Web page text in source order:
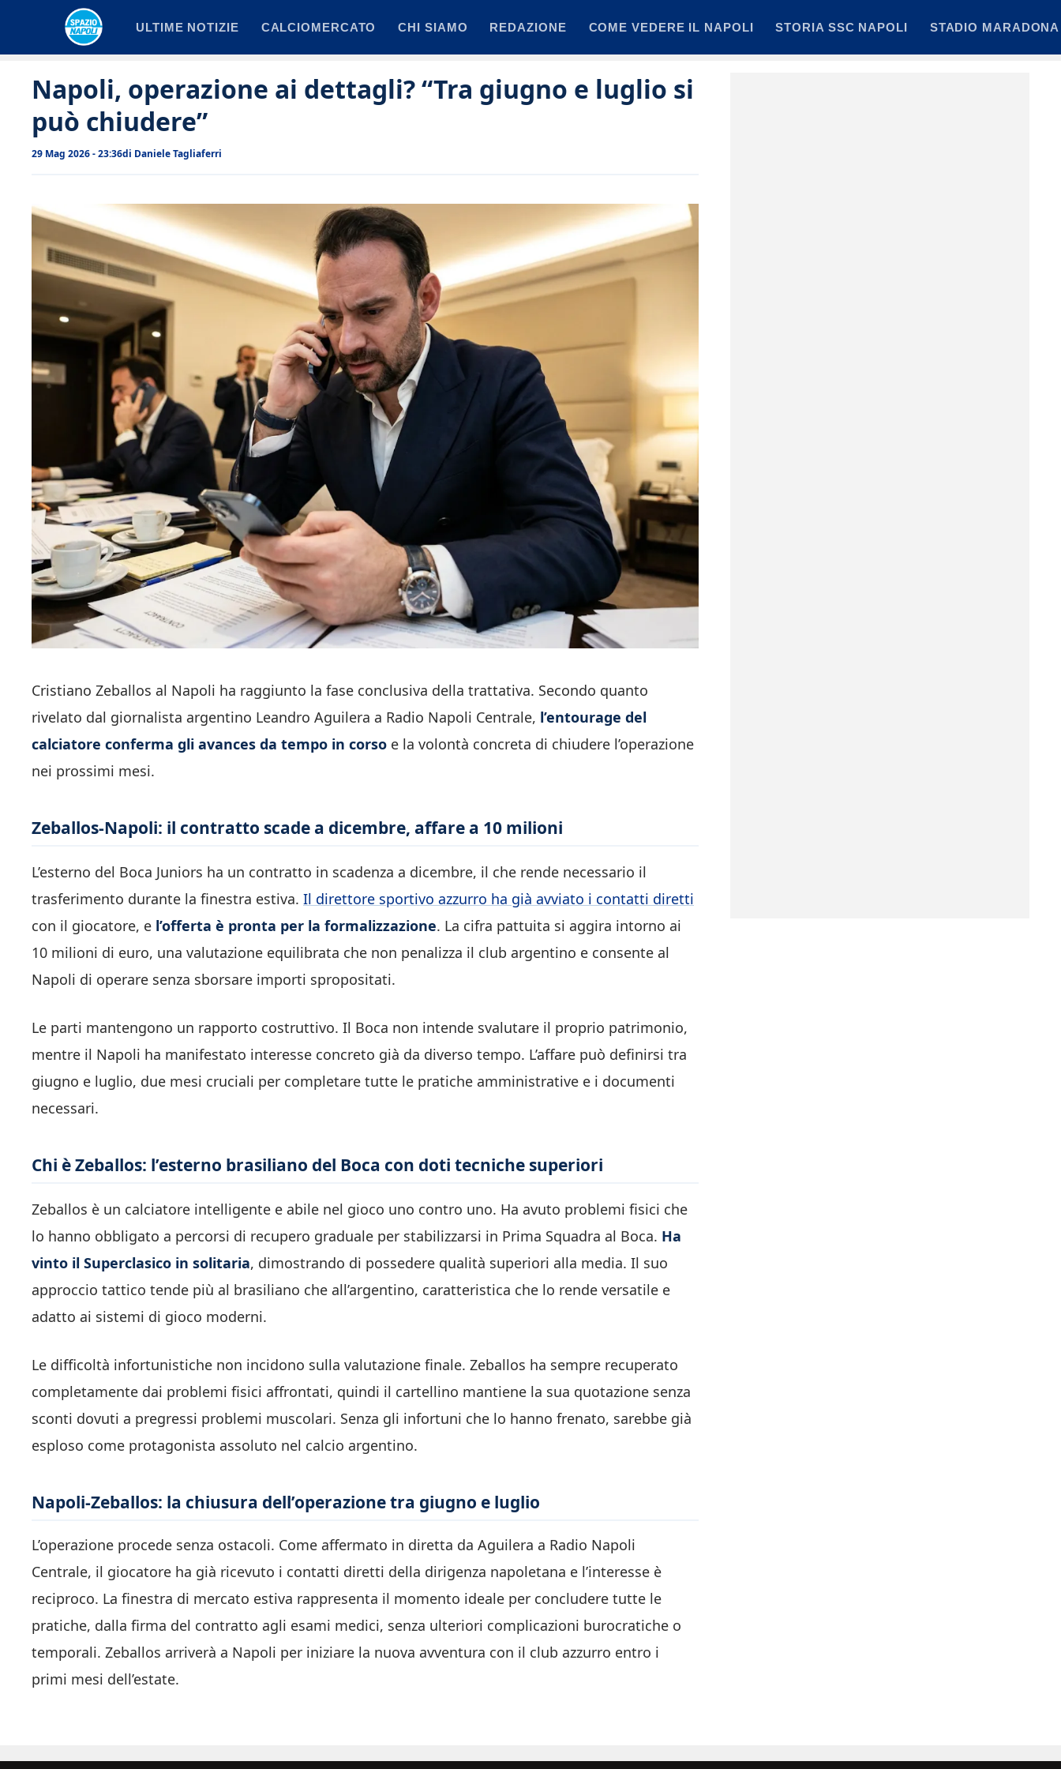
ULTIME NOTIZIE CALCIOMERCATO CHI SIAMO REDAZIONE COME VEDERE IL NAPOLI STORIA SSC NAPOLI STADIO MARADONA
Napoli, operazione ai dettagli? “Tra giugno e luglio si
può chiudere”
29 Mag 2026 - 23:36di Daniele Tagliaferri
Cristiano Zeballos al Napoli ha raggiunto la fase conclusiva della trattativa. Secondo quanto
rivelato dal giornalista argentino Leandro Aguilera a Radio Napoli Centrale, l’entourage del
calciatore conferma gli avances da tempo in corso e la volontà concreta di chiudere l’operazione
nei prossimi mesi.
Zeballos-Napoli: il contratto scade a dicembre, affare a 10 milioni
L’esterno del Boca Juniors ha un contratto in scadenza a dicembre, il che rende necessario il
trasferimento durante la finestra estiva. Il direttore sportivo azzurro ha già avviato i contatti diretti
con il giocatore, e l’offerta è pronta per la formalizzazione. La cifra pattuita si aggira intorno ai
10 milioni di euro, una valutazione equilibrata che non penalizza il club argentino e consente al
Napoli di operare senza sborsare importi spropositati.
Le parti mantengono un rapporto costruttivo. Il Boca non intende svalutare il proprio patrimonio,
mentre il Napoli ha manifestato interesse concreto già da diverso tempo. L’affare può definirsi tra
giugno e luglio, due mesi cruciali per completare tutte le pratiche amministrative e i documenti
necessari.
Chi è Zeballos: l’esterno brasiliano del Boca con doti tecniche superiori
Zeballos è un calciatore intelligente e abile nel gioco uno contro uno. Ha avuto problemi fisici che
lo hanno obbligato a percorsi di recupero graduale per stabilizzarsi in Prima Squadra al Boca. Ha
vinto il Superclasico in solitaria, dimostrando di possedere qualità superiori alla media. Il suo
approccio tattico tende più al brasiliano che all’argentino, caratteristica che lo rende versatile e
adatto ai sistemi di gioco moderni.
Le difficoltà infortunistiche non incidono sulla valutazione finale. Zeballos ha sempre recuperato
completamente dai problemi fisici affrontati, quindi il cartellino mantiene la sua quotazione senza
sconti dovuti a pregressi problemi muscolari. Senza gli infortuni che lo hanno frenato, sarebbe già
esploso come protagonista assoluto nel calcio argentino.
Napoli-Zeballos: la chiusura dell’operazione tra giugno e luglio
L’operazione procede senza ostacoli. Come affermato in diretta da Aguilera a Radio Napoli
Centrale, il giocatore ha già ricevuto i contatti diretti della dirigenza napoletana e l’interesse è
reciproco. La finestra di mercato estiva rappresenta il momento ideale per concludere tutte le
pratiche, dalla firma del contratto agli esami medici, senza ulteriori complicazioni burocratiche o
temporali. Zeballos arriverà a Napoli per iniziare la nuova avventura con il club azzurro entro i
primi mesi dell’estate.